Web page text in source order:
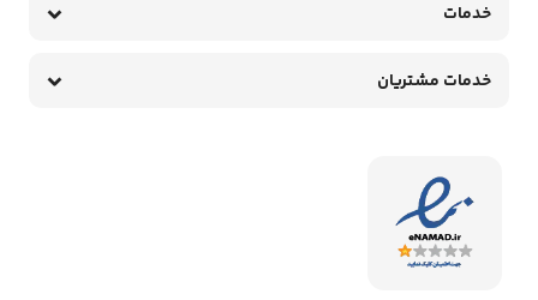
خدمات
خدمات مشتریان